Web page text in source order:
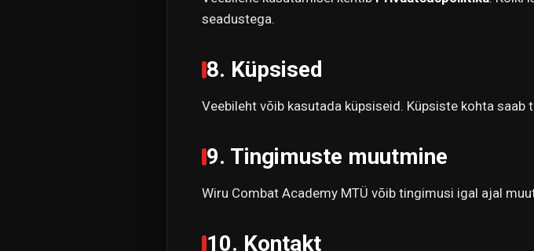
seadustega.
8. Küpsised
Veebileht võib kasutada küpsiseid. Küpsiste kohta saab
9. Tingimuste muutmine
Wiru Combat Academy MTÜ võib tingimusi igal ajal
10. Kontakt